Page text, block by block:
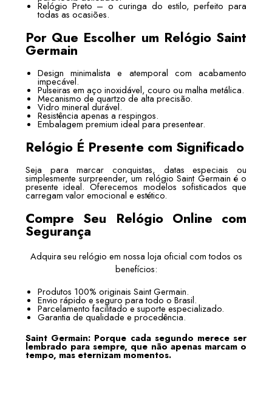
Relógio Preto – o curinga do estilo, perfeito para
todas as ocasiões.
Por Que Escolher um Relógio Saint
Germain
Design minimalista e atemporal com acabamento
impecável.
Pulseiras em aço inoxidável, couro ou malha metálica.
Mecanismo de quartzo de alta precisão.
Vidro mineral durável.
Resistência apenas a respingos.
Embalagem premium ideal para presentear.
Relógio É Presente com Significado
Seja para marcar conquistas, datas especiais ou
simplesmente surpreender, um relógio Saint Germain é o
presente ideal. Oferecemos modelos sofisticados que
carregam valor emocional e estético.
Compre Seu Relógio Online com
Segurança
Adquira seu relógio em nossa loja oficial com todos os
benefícios:
Produtos 100% originais Saint Germain.
Envio rápido e seguro para todo o Brasil.
Parcelamento facilitado e suporte especializado.
Garantia de qualidade e procedência.
Saint Germain: Porque cada segundo merece ser
lembrado para sempre, que não apenas marcam o
tempo, mas eternizam momentos.